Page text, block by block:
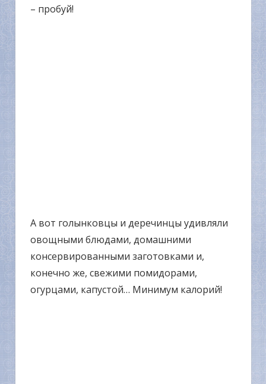
– пробуй!
А вот голынковцы и деречинцы удивляли
овощными блюдами, домашними
консервированными заготовками и,
конечно же, свежими помидорами,
огурцами, капустой… Минимум калорий!